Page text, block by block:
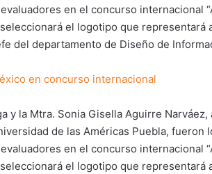
en el concurso internacional
el logotipo que representará
del departamento de Diseño de
en concurso internacional
y la Mtra. Sonia Gisella Aguirre
de las Américas Puebla, fueron
en el concurso internacional
el logotipo que representará